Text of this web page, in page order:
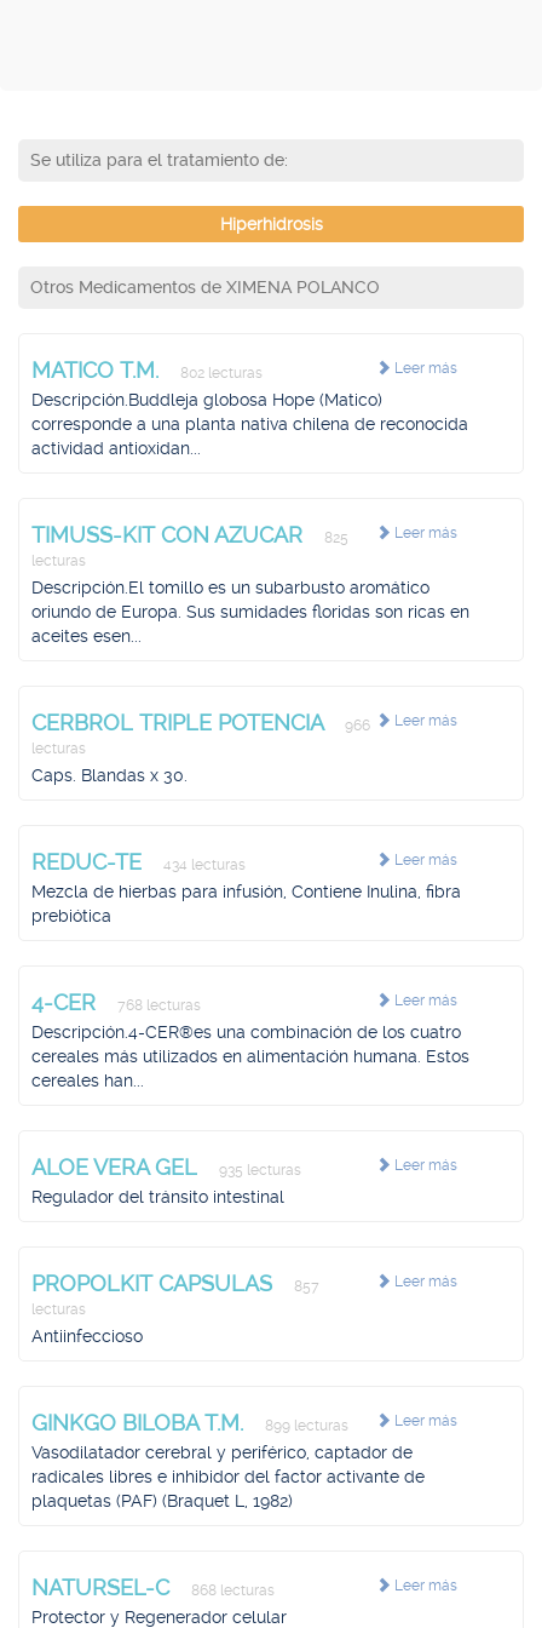
Se utiliza para el tratamiento de:
Hiperhidrosis
Otros Medicamentos de XIMENA POLANCO
Leer más
MATICO T.M. 802 lecturas
Descripción.Buddleja globosa Hope (Matico)
corresponde a una planta nativa chilena de reconocida
actividad antioxidan...
Leer más
TIMUSS-KIT CON AZUCAR
825
lecturas
Descripción.El tomillo es un subarbusto aromático
oriundo de Europa. Sus sumidades floridas son ricas en
aceites esen...
Leer más
CERBROL TRIPLE POTENCIA
966
lecturas
Caps. Blandas x 30.
Leer más
REDUC-TE 434 lecturas
Mezcla de hierbas para infusión, Contiene Inulina, fibra
prebiótica
Leer más
4-CER 768 lecturas
Descripción.4-CER®es una combinación de los cuatro
cereales más utilizados en alimentación humana. Estos
cereales han...
Leer más
ALOE VERA GEL 935 lecturas
Regulador del tránsito intestinal
Leer más
PROPOLKIT CAPSULAS
857
lecturas
Antiinfeccioso
Leer más
GINKGO BILOBA T.M. 899 lecturas
Vasodilatador cerebral y periférico, captador de
radicales libres e inhibidor del factor activante de
plaquetas (PAF) (Braquet L, 1982)
Leer más
NATURSEL-C 868 lecturas
Protector y Regenerador celular